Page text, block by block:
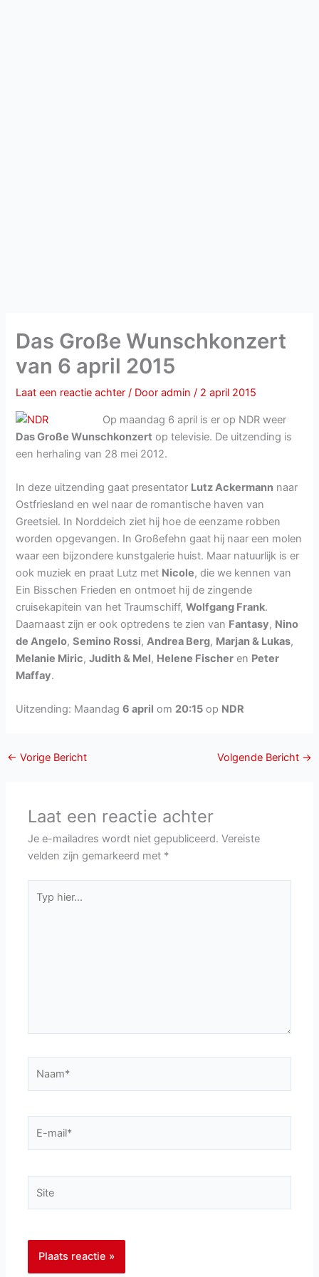
Das Große Wunschkonzert
van 6 april 2015
Laat een reactie achter / Dooradmin/ 2 april 2015
Op maandag 6 april is er op NDR weer
Das Große Wunschkonzert op televisie. De uitzending is
een herhaling van 28 mei 2012.
In deze uitzending gaat presentator Lutz Ackermann naar
Ostfriesland en wel naar de romantische haven van
Greetsiel. In Norddeich ziet hij hoe de eenzame robben
worden opgevangen. In Großefehn gaat hij naar een molen
waar een bijzondere kunstgalerie huist. Maar natuurlijk is er
ook muziek en praat Lutz met Nicole, die we kennen van
Ein Bisschen Frieden en ontmoet hij de zingende
cruisekapitein van het Traumschiff,Wolfgang Frank.
Daarnaast zijn er ook optredens te zien van Fantasy, Nino
de Angelo,Semino Rossi,Andrea Berg, Marjan & Lukas,
Melanie Miric,Judith & Mel, Helene Fischer en Peter
Maffay.
Uitzending: Maandag6 april om 20:15 op NDR
← Vorige Bericht Volgende Bericht →
Laat een reactie achter
Je e-mailadres wordt niet gepubliceerd. Vereiste
velden zijn gemarkeerd met *
hier...
mail*